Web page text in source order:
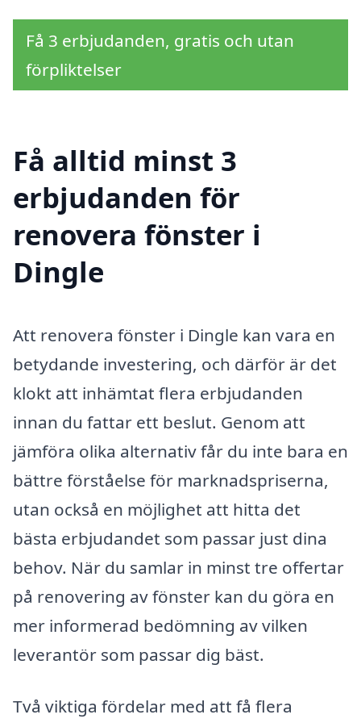
Få 3 erbjudanden, gratis och utan
förpliktelser
Få alltid minst 3
erbjudanden för
renovera fönster i
Dingle
Att renovera fönster i Dingle kan vara en
betydande investering, och därför är det
klokt att inhämtat flera erbjudanden
innan du fattar ett beslut. Genom att
jämföra olika alternativ får du inte bara en
bättre förståelse för marknadspriserna,
utan också en möjlighet att hitta det
bästa erbjudandet som passar just dina
behov. När du samlar in minst tre offertar
på renovering av fönster kan du göra en
mer informerad bedömning av vilken
leverantör som passar dig bäst.
Två viktiga fördelar med att få flera